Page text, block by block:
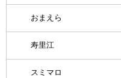
おまえら
寿里江
スミマロ